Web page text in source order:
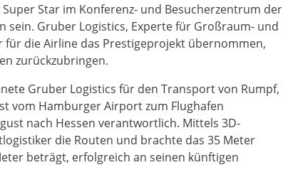
Star im Konferenz- und Besucherzentrum der
sein. Gruber Logistics, Experte für Großraum- und
die Airline das Prestigeprojekt übernommen,
zurückzubringen.
Gruber Logistics für den Transport von Rumpf,
vom Hamburger Airport zum Flughafen
nach Hessen verantwortlich. Mittels 3D-
die Routen und brachte das 35 Meter
beträgt, erfolgreich an seinen künftigen